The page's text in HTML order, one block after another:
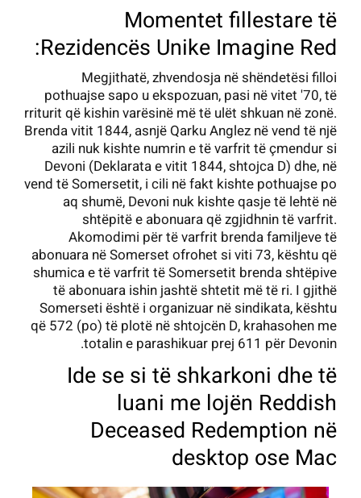
Momentet fillestare të
Rezidencës Unike Imagine Red:
Megjithatë, zhvendosja në shëndetësi filloi
pothuajse sapo u ekspozuan, pasi në vitet '70, të
rriturit që kishin varësinë më të ulët shkuan në zonë.
Brenda vitit 1844, asnjë Qarku Anglez në vend të një
azili nuk kishte numrin e të varfrit të çmendur si
Devoni (Deklarata e vitit 1844, shtojca D) dhe, në
vend të Somersetit, i cili në fakt kishte pothuajse po
aq shumë, Devoni nuk kishte qasje të lehtë në
shtëpitë e abonuara që zgjidhnin të varfrit.
Akomodimi për të varfrit brenda familjeve të
abonuara në Somerset ofrohet si viti 73, kështu që
shumica e të varfrit të Somersetit brenda shtëpive
të abonuara ishin jashtë shtetit më të ri. I gjithë
Somerseti është i organizuar në sindikata, kështu
që 572 (po) të plotë në shtojcën D, krahasohen me
totalin e parashikuar prej 611 për Devonin.
Ide se si të shkarkoni dhe të
luani me lojën Reddish
Deceased Redemption në
desktop ose Mac